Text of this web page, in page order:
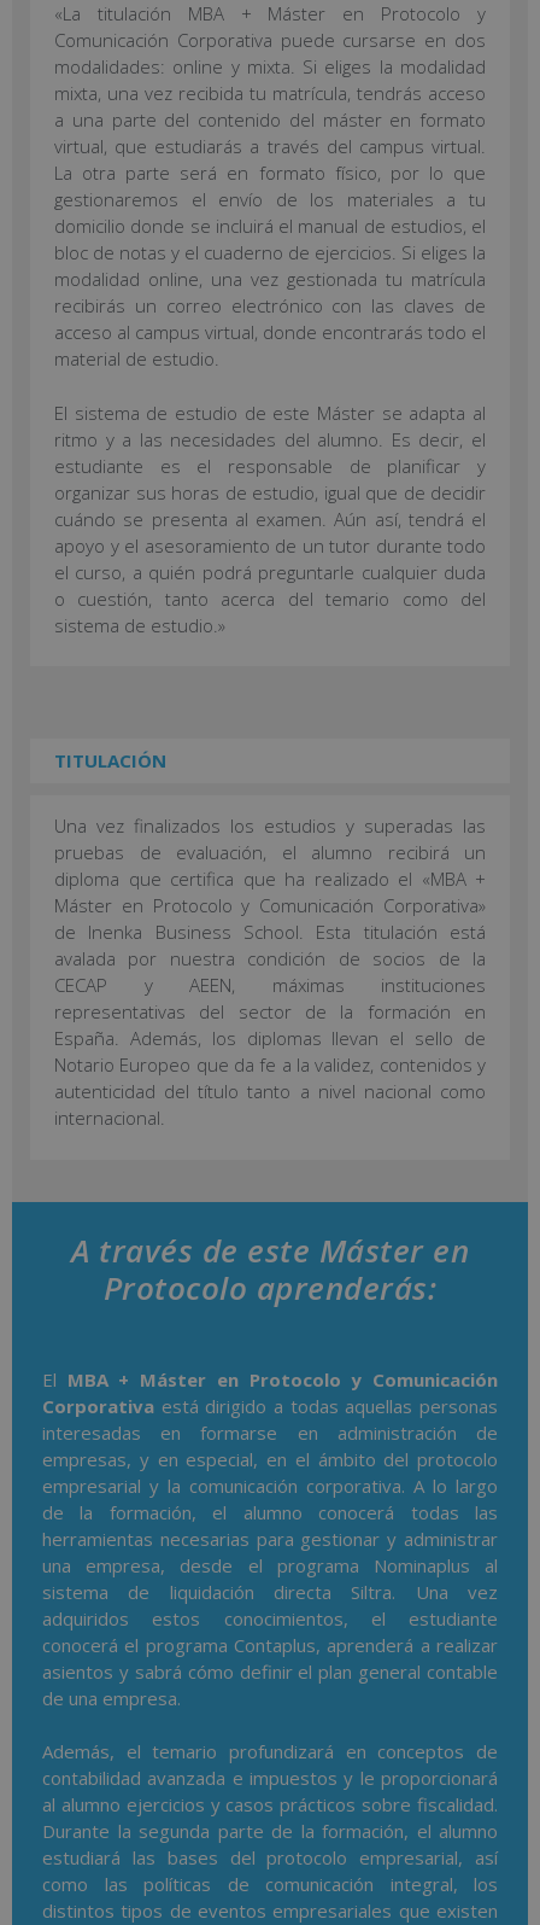
«La titulación MBA + Máster en Protocolo y
Comunicación Corporativa puede cursarse en dos
modalidades: online y mixta. Si eliges la modalidad
mixta, una vez recibida tu matrícula, tendrás acceso
a una parte del contenido del máster en formato
virtual, que estudiarás a través del campus virtual.
La otra parte será en formato físico, por lo que
gestionaremos el envío de los materiales a tu
domicilio donde se incluirá el manual de estudios, el
bloc de notas y el cuaderno de ejercicios. Si eliges la
modalidad online, una vez gestionada tu matrícula
recibirás un correo electrónico con las claves de
acceso al campus virtual, donde encontrarás todo el
material de estudio.
El sistema de estudio de este Máster se adapta al
ritmo y a las necesidades del alumno. Es decir, el
estudiante es el responsable de planificar y
organizar sus horas de estudio, igual que de decidir
cuándo se presenta al examen. Aún así, tendrá el
apoyo y el asesoramiento de un tutor durante todo
el curso, a quién podrá preguntarle cualquier duda
o cuestión, tanto acerca del temario como del
sistema de estudio.»
TITULACIÓN
Una vez finalizados los estudios y superadas las
pruebas de evaluación, el alumno recibirá un
diploma que certifica que ha realizado el «MBA +
Máster en Protocolo y Comunicación Corporativa»
de Inenka Business School. Esta titulación está
avalada por nuestra condición de socios de la
CECAP y AEEN, máximas instituciones
representativas del sector de la formación en
España. Además, los diplomas llevan el sello de
Notario Europeo que da fe a la validez, contenidos y
autenticidad del título tanto a nivel nacional como
internacional.
A través de este Máster en
Protocolo aprenderás:
El MBA + Máster en Protocolo y Comunicación
Corporativa está dirigido a todas aquellas personas
interesadas en formarse en administración de
empresas, y en especial, en el ámbito del protocolo
empresarial y la comunicación corporativa. A lo largo
de la formación, el alumno conocerá todas las
herramientas necesarias para gestionar y administrar
una empresa, desde el programa Nominaplus al
sistema de liquidación directa Siltra. Una vez
adquiridos estos conocimientos, el estudiante
conocerá el programa Contaplus, aprenderá a realizar
asientos y sabrá cómo definir el plan general contable
de una empresa.
Además, el temario profundizará en conceptos de
contabilidad avanzada e impuestos y le proporcionará
al alumno ejercicios y casos prácticos sobre fiscalidad.
Durante la segunda parte de la formación, el alumno
estudiará las bases del protocolo empresarial, así
como las políticas de comunicación integral, los
distintos tipos de eventos empresariales que existen